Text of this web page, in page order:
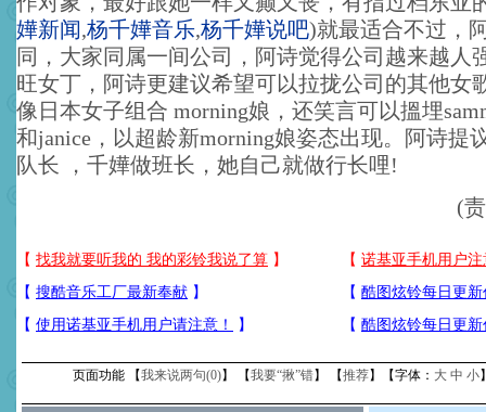
嬅新闻,杨千嬅音乐,杨千嬅说吧)就最适合不过，
同，大家同属一间公司，阿诗觉得公司越来越人
旺女丁，阿诗更建议希望可以拉拢公司的其他女
像日本女子组合 morning娘，还笑言可以搵埋
和janice，以超龄新morning娘姿态出现。阿诗提
队长 ，千嬅做班长，她自己就做行长哩!
(
页面功能 【我来说两句(0)】 【我要“揪”错】 【推荐】【字体： 大 中 小